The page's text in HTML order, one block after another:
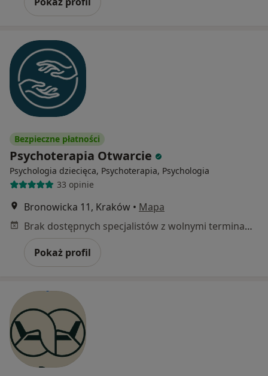
Bezpieczne płatności
Psychoterapia Otwarcie
Psychologia dziecięca, Psychoterapia, Psychologia
33 opinie
Bronowicka 11, Kraków • Mapa
Brak dostępnych specjalistów z wolnymi terminami w tym centrum medycznym.
Pokaż profil